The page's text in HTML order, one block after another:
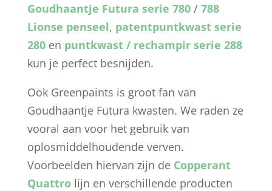
Goudhaantje Futura serie 780/ 788
Lionse penseel, patentpuntkwast serie
280en puntkwast / rechampir serie 288
kun je perfect besnijden.
Ook Greenpaints is groot fan van
Goudhaantje Futura kwasten. We raden ze
vooral aan voor het gebruik van
oplosmiddelhoudende verven.
Voorbeelden hiervan zijn de Copperant
Quattrolijn en verschillende producten